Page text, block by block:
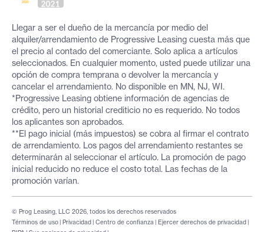
Llegar a ser el dueño de la mercancía por medio del
alquiler/arrendamiento de Progressive Leasing cuesta más que
el precio al contado del comerciante. Solo aplica a artículos
seleccionados. En cualquier momento, usted puede utilizar una
opción de compra temprana o devolver la mercancía y
cancelar el arrendamiento. No disponible en MN, NJ, WI.
*Progressive Leasing obtiene información de agencias de
crédito, pero un historial crediticio no es requerido. No todos
los aplicantes son aprobados.
**El pago inicial (más impuestos) se cobra al firmar el contrato
de arrendamiento. Los pagos del arrendamiento restantes se
determinarán al seleccionar el artículo. La promoción de pago
inicial reducido no reduce el costo total. Las fechas de la
promoción varían.
Términos de uso | Privacidad | Centro de confianza | Ejercer derechos de privacidad |
© Prog Leasing, LLC 2026, todos los derechos reservados